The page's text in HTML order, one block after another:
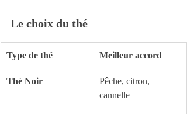
Le choix du thé
Type de thé Meilleur accord
Thé Noir
Pêche, citron,
cannelle